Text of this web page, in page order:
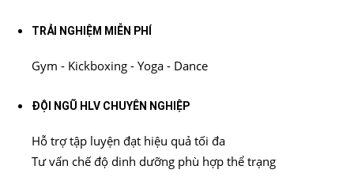
TRẢI NGHIỆM MIỄN PHÍ
Gym - Kickboxing - Yoga - Dance
ĐỘI NGŨ HLV CHUYÊN NGHIỆP
Hỗ trợ tập luyện đạt hiệu quả tối đa
Tư vấn chế độ dinh dưỡng phù hợp thể trạng